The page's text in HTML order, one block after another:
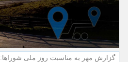
گزارش مهر به مناسبت روز ملی شوراها: